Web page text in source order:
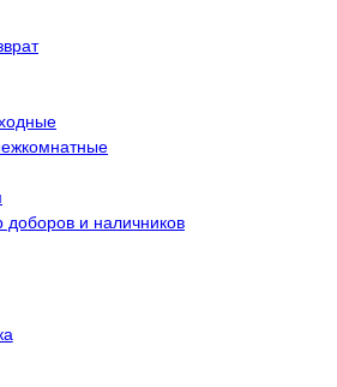
доборов и наличников